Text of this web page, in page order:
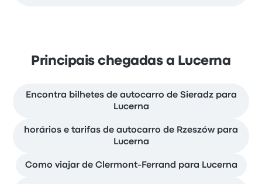
Principais chegadas a Lucerna
Encontra bilhetes de autocarro de Sieradz para
Lucerna
horários e tarifas de autocarro de Rzeszów para
Lucerna
Como viajar de Clermont-Ferrand para Lucerna